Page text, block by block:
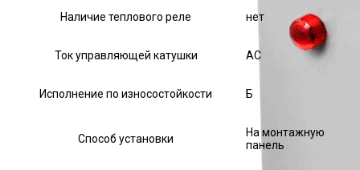
Наличие теплового реле нет
Ток управляющей катушки АС
Исполнение по износостойкости Б
Способ установки
На монтажную
панель